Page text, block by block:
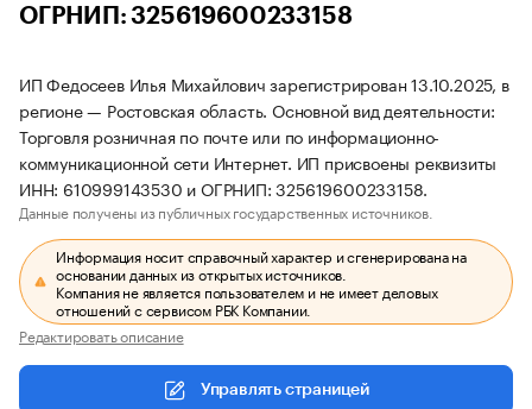
ОГРНИП: 325619600233158
ИП Федосеев Илья Михайлович зарегистрирован 13.10.2025, в
регионе — Ростовская область. Основной вид деятельности:
Торговля розничная по почте или по информационно-
коммуникационной сети Интернет. ИП присвоены реквизиты
ИНН: 610999143530 и ОГРНИП: 325619600233158.
Данные получены из публичных государственных источников.
Информация носит справочный характер и сгенерирована на
основании данных из открытых источников.
Компания не является пользователем и не имеет деловых
отношений с сервисом РБК Компании.
Редактировать описание
Управлять страницей